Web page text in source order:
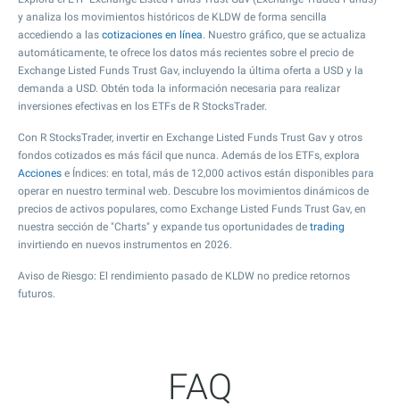
y analiza los movimientos históricos de KLDW de forma sencilla
accediendo a las cotizaciones en línea. Nuestro gráfico, que se actualiza
automáticamente, te ofrece los datos más recientes sobre el precio de
Exchange Listed Funds Trust Gav, incluyendo la última oferta a USD y la
demanda a USD. Obtén toda la información necesaria para realizar
inversiones efectivas en los ETFs de R StocksTrader.
Con R StocksTrader, invertir en Exchange Listed Funds Trust Gav y otros
fondos cotizados es más fácil que nunca. Además de los ETFs, explora
Acciones e Índices: en total, más de 12,000 activos están disponibles para
operar en nuestro terminal web. Descubre los movimientos dinámicos de
precios de activos populares, como Exchange Listed Funds Trust Gav, en
nuestra sección de "Charts" y expande tus oportunidades de trading
invirtiendo en nuevos instrumentos en 2026.
Aviso de Riesgo: El rendimiento pasado de KLDW no predice retornos
futuros.
FAQ